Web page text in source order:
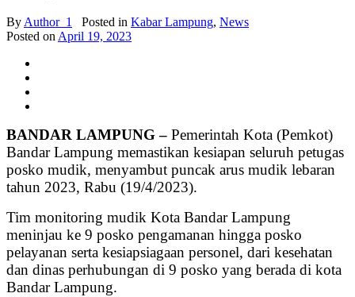
ByAuthor_1 Posted in Kabar Lampung, News
Posted onApril 19, 2023
BANDAR LAMPUNG – Pemerintah Kota (Pemkot)
Bandar Lampung memastikan kesiapan seluruh petugas
posko mudik, menyambut puncak arus mudik lebaran
tahun 2023, Rabu (19/4/2023).
Tim monitoring mudik Kota Bandar Lampung
meninjau ke 9 posko pengamanan hingga posko
pelayanan serta kesiapsiagaan personel, dari kesehatan
dan dinas perhubungan di 9 posko yang berada di kota
Bandar Lampung.